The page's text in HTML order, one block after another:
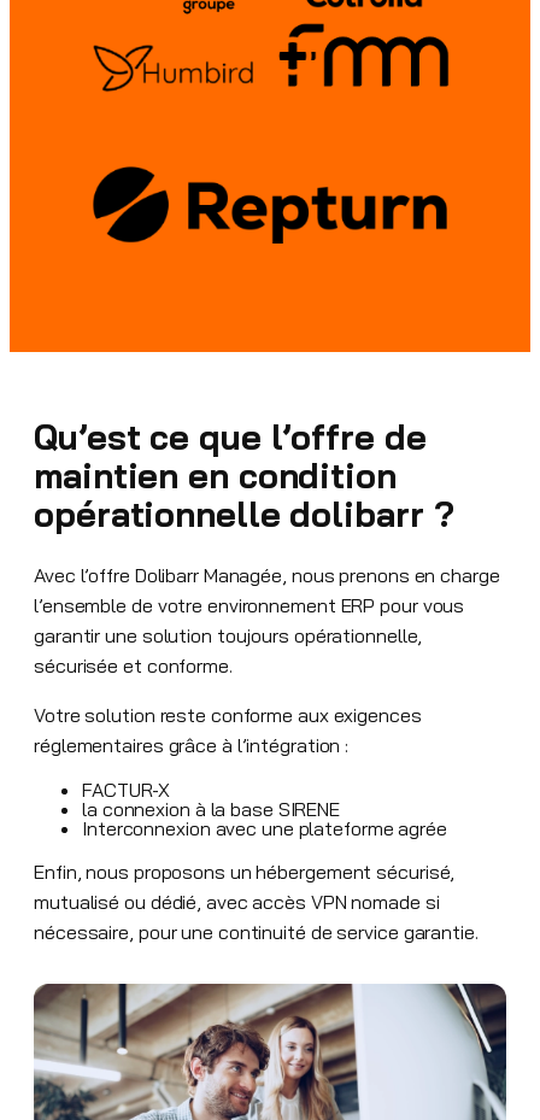
Qu’est ce que l’offre de
maintien en condition
opérationnelle dolibarr ?
Avec l’offre Dolibarr Managée, nous prenons en charge
l’ensemble de votre environnement ERP pour vous
garantir une solution toujours opérationnelle,
sécurisée et conforme.
Votre solution reste conforme aux exigences
réglementaires grâce à l’intégration :
FACTUR-X
la connexion à la base SIRENE
Interconnexion avec une plateforme agrée
Enfin, nous proposons un hébergement sécurisé,
mutualisé ou dédié, avec accès VPN nomade si
nécessaire, pour une continuité de service garantie.